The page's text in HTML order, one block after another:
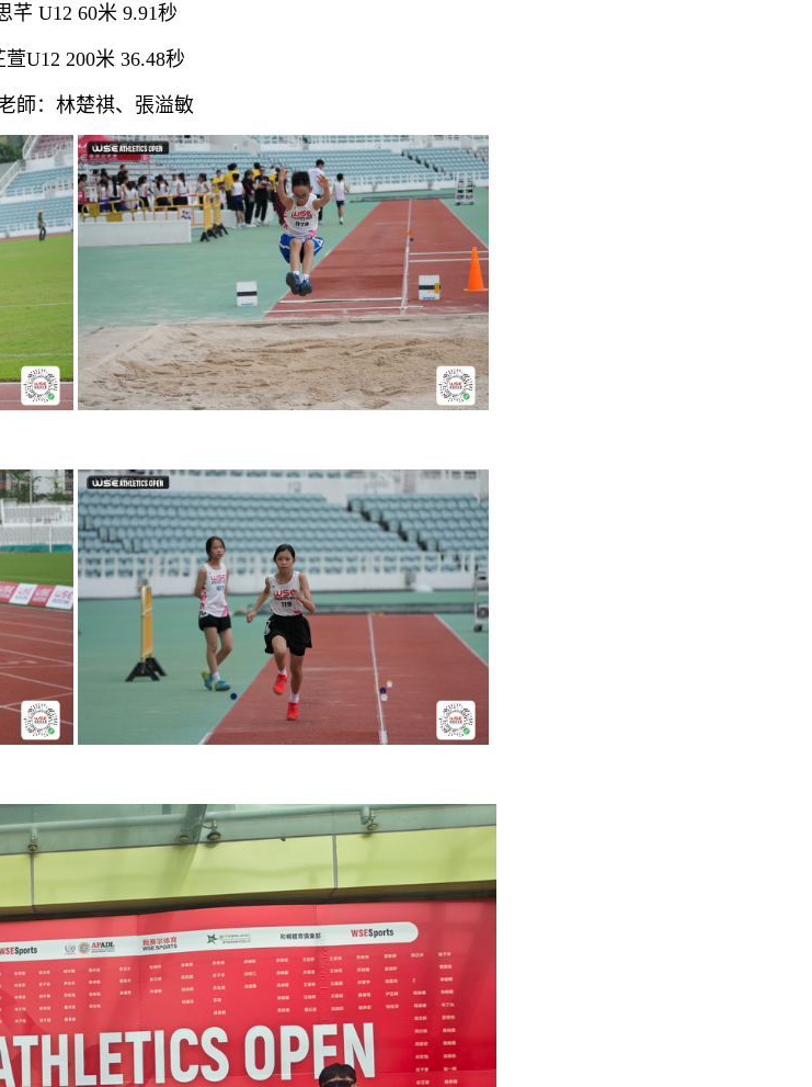
芊 U12 60米 9.91秒
萱U12 200米 36.48秒
師：林楚祺、張溢敏